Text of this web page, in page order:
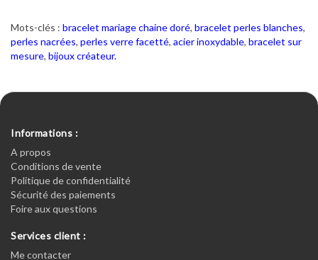
Mots-clés : bracelet mariage chaine doré, bracelet perles blanches,
perles nacrées, perles verre facetté, acier inoxydable, bracelet sur
mesure, bijoux créateur.
Informations :
A propos
Conditions de vente
Politique de confidentialité
Sécurité des paiements
Foire aux questions
Services client :
Me contacter